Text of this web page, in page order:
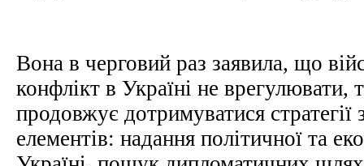
Вона в черговий раз заявила, що
конфлікт в Україні не врегулювати,
продовжує дотримуватися стратегії
елементів: надання політичної та